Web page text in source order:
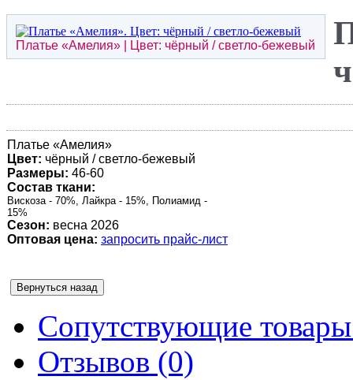
Платье «Амелия» | Цвет: чёрный / светло-бежевый
Платье «Амелия»
Цвет: чёрный / светло-бежевый
Размеры: 46-60
Состав ткани:
Вискоза - 70%, Лайкра - 15%, Полиамид -
15%
Сезон: весна 2026
Оптовая цена: запросить прайс-лист
Сопутствующие
Отзывов (0)